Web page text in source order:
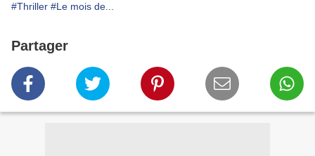
#Thriller #Le mois de...
Partager